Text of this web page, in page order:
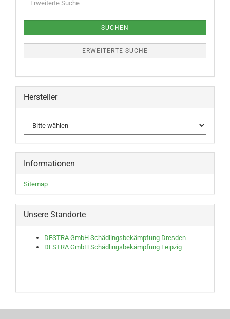
SUCHEN
ERWEITERTE SUCHE
Hersteller
Informationen
Sitemap
Unsere Standorte
DESTRA GmbH Schädlingsbekämpfung Dresden
DESTRA GmbH Schädlingsbekämpfung Leipzig